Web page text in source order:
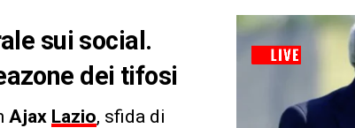
sui social.
dei tifosi
Ajax Lazio, sfida di